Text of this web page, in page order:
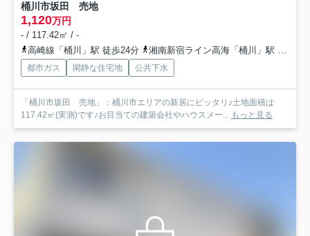
桶川市坂田 売地
1,120万円
- / 117.42㎡ / -
高崎線「桶川」駅 徒歩24分
湘南新宿ライン高海「桶川」駅 徒歩24分
都市ガス 閑静な住宅地 公共下水
「桶川市坂田 売地」：桶川市エリアの新居にピッタリ♪土地面積は
117.42㎡(実測)です♪お目当ての建築会社やハウスメー... もっと見る